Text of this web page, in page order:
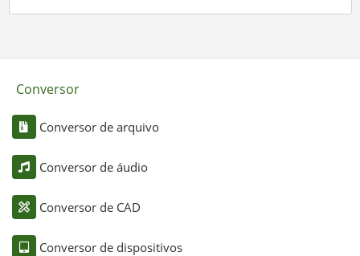
Conversor
Conversor de arquivo
Conversor de áudio
Conversor de CAD
Conversor de dispositivos